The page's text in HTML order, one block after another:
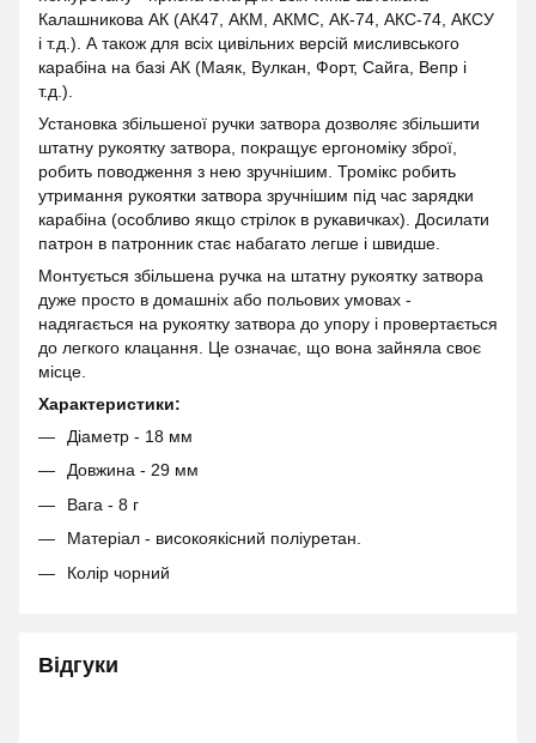
Калашникова АК (АК47, АКМ, АКМС, АК-74, АКС-74, АКСУ
і т.д.). А також для всіх цивільних версій мисливського
карабіна на базі АК (Маяк, Вулкан, Форт, Сайга, Вепр і
т.д.).
Установка збільшеної ручки затвора дозволяє збільшити
штатну рукоятку затвора, покращує ергономіку зброї,
робить поводження з нею зручнішим. Тромікс робить
утримання рукоятки затвора зручнішим під час зарядки
карабіна (особливо якщо стрілок в рукавичках). Досилати
патрон в патронник стає набагато легше і швидше.
Монтується збільшена ручка на штатну рукоятку затвора
дуже просто в домашніх або польових умовах -
надягається на рукоятку затвора до упору і провертається
до легкого клацання. Це означає, що вона зайняла своє
місце.
Характеристики:
Діаметр - 18 мм
Довжина - 29 мм
Вага - 8 г
Матеріал - високоякісний поліуретан.
Колір чорний
Відгуки